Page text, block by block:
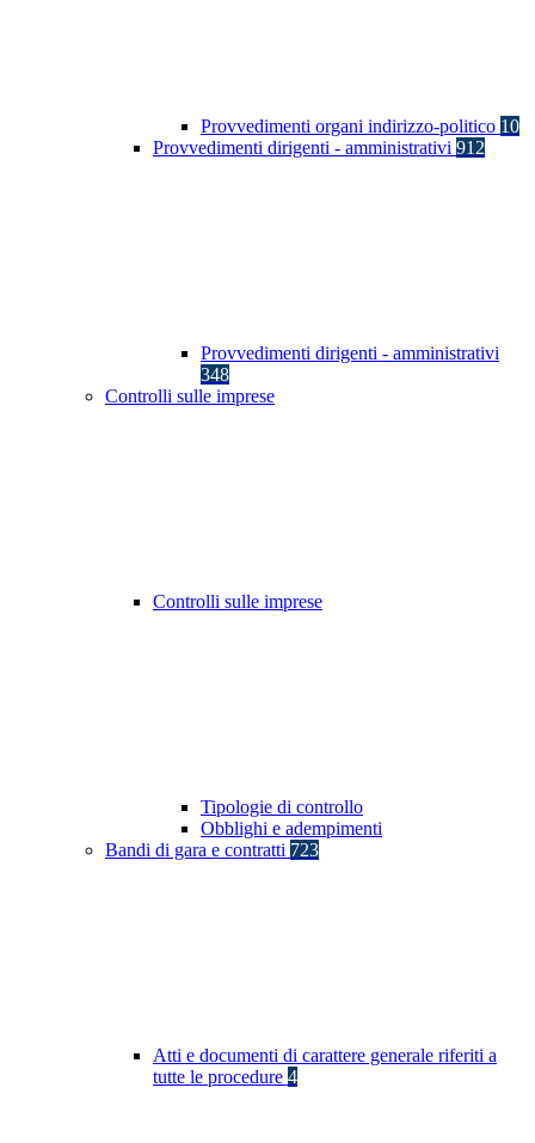
Provvedimenti organi indirizzo-politico 10
Provvedimenti dirigenti - amministrativi 912
Provvedimenti dirigenti - amministrativi
348
Controlli sulle imprese
Controlli sulle imprese
Tipologie di controllo
Obblighi e adempimenti
Bandi di gara e contratti 723
Atti e documenti di carattere generale riferiti a
tutte le procedure 4